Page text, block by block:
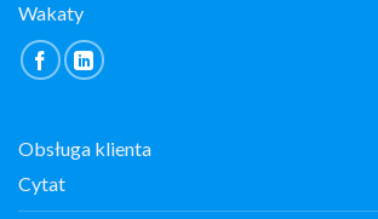
Wakaty
Obsługa klienta
Cytat